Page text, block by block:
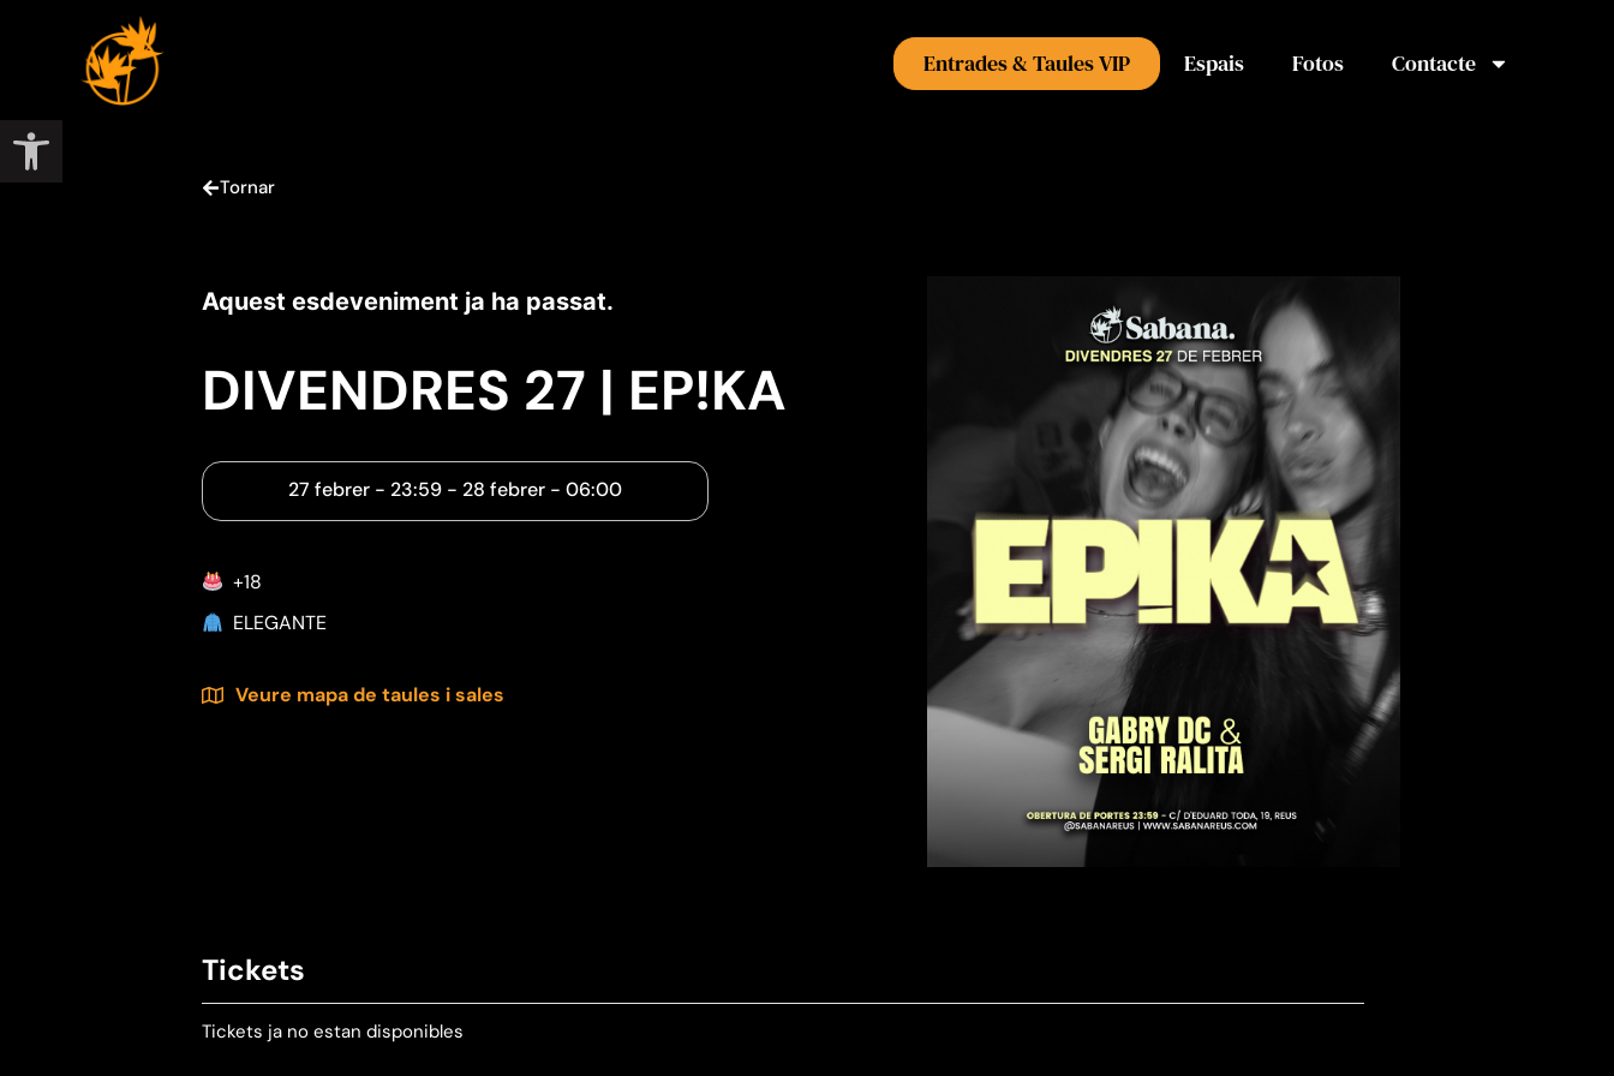
Obre la barra d'eines
Entrades & Taules VIP Espais Fotos Contacte
Tornar
Aquest esdeveniment ja ha passat.
DIVENDRES 27 | EP!KA
27 febrer - 23:59 - 28 febrer - 06:00
+18
ELEGANTE
Veure mapa de taules i sales
Tickets
Tickets ja no estan disponibles